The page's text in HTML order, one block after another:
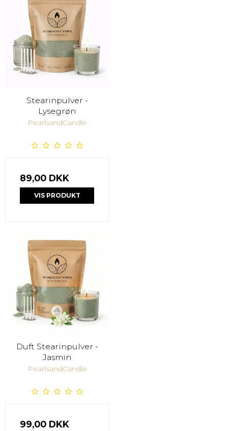
Stearinpulver -
Lysegrøn
PearlsandCandle
89,00 DKK
VIS PRODUKT
Duft Stearinpulver -
Jasmin
PearlsandCandle
99,00 DKK